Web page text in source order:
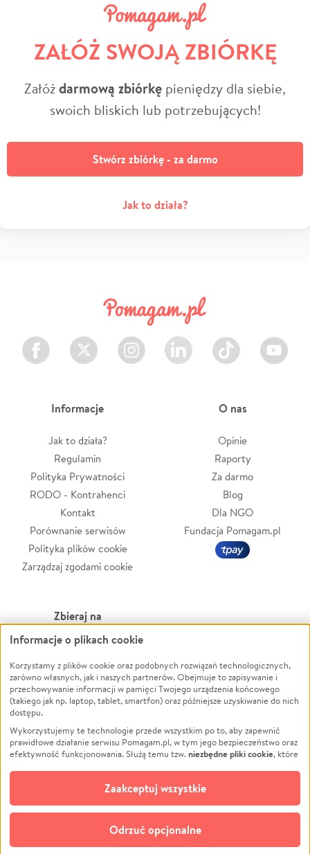
ZAŁÓŻ SWOJĄ ZBIÓRKĘ
Załóżdarmową zbiórkę pieniędzy dla siebie,
swoich bliskich lub potrzebujących!
Stwórz zbiórkę - za darmo
Jak to działa?
Facebook Twitter Instagram LinkedIn TikTok Youtube
Informacje
Jak to działa?
Regulamin
Polityka Prywatności
RODO - Kontrahenci
Kontakt
Porównanie serwisów
Polityka plików cookie
Zarządzaj zgodami cookie
O nas
Opinie
Raporty
Za darmo
Blog
Dla NGO
Fundacja Pomagam.pl
Zbieraj na
Leczenie
Zwierzęta
Pożar
Ukraina
Pomoc Finansowa
Projekty
Pogrzeb
Społeczność lokalna
Kultura
Powódź
Wichura
NGO
Edukacja
Podróż
Impreza
Ochrona środowiska
Biznes
Informacje o plikach cookie
Korzystamy z plików cookie oraz podobnych rozwiązań technologicznych,
zarówno własnych, jak i naszych partnerów. Obejmuje to zapisywanie i
przechowywanie informacji w pamięci Twojego urządzenia końcowego
(takiego jak np. laptop, tablet, smartfon) oraz późniejsze uzyskiwanie do nich
dostępu.
Wykorzystujemy te technologie przede wszystkim po to, aby zapewnić
prawidłowe działanie serwisu Pomagam.pl, w tym jego bezpieczeństwo oraz
efektywność funkcjonowania. Służą temu tzw.niezbędne pliki cookie, które
opcjonalnych plików cookie
technologii do celów analitycznych i retargetingowych. Możesz wyrazić
zgodę na ich stosowanie lub jej odmówić. W dowolnym momencie masz
możliwość zmiany swoich preferencji na stronie „Zarządzaj zgodami cookie”,
do której link znajdziesz w stopce serwisu Pomagam.pl. Opcjonalne pliki
cookie wykorzystywane są w następujących celach:
Odrzuć opcjonalne
Zaakceptuj wszystkie